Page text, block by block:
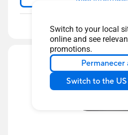
Switch to your local
online and see
promotions.
Permanecer
Switch to the
Seguridad de BIOS de nivel
conforme a los requisitos
800-155
Diseño térmico ASUS